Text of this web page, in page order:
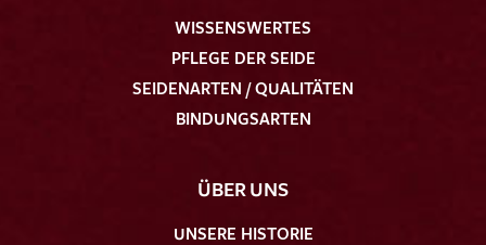
WISSENSWERTES
PFLEGE DER SEIDE
SEIDENARTEN / QUALITÄTEN
BINDUNGSARTEN
ÜBER UNS
UNSERE HISTORIE